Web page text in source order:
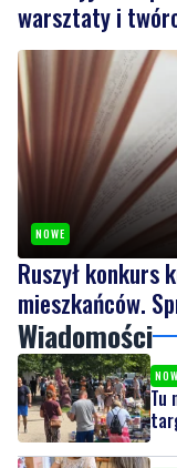
warsztaty i
NOWE
Ruszył konkurs
mieszkańców.
Wiadomości
Tu